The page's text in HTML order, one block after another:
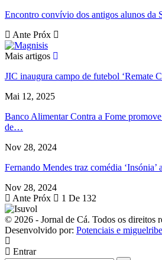
Encontro convívio dos antigos alunos da
Ante Próx
Mais artigos
JIC inaugura campo de futebol ‘Remate
Mai 12, 2025
Banco Alimentar Contra a Fome
de…
Nov 28, 2024
Fernando Mendes traz comédia
Nov 28, 2024
Ante Próx 1 De 132
© 2026 - Jornal de Cá. Todos os direitos
Desenvolvido por: Potenciais e
Entrar